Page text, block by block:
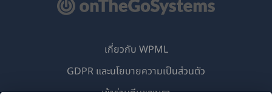
เกี่ยวกับ WPML
GDPR และนโยบายความเป็นส่วนตัว
เข้าร่วมทีมของเรา(เปิด